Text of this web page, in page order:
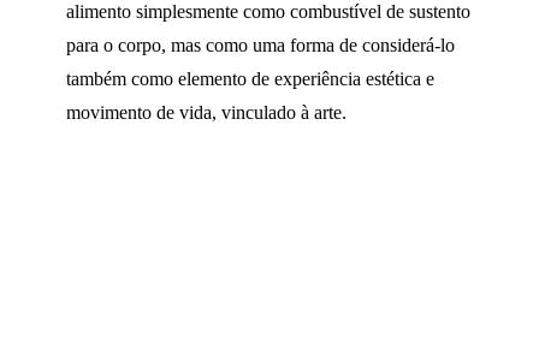
alimento simplesmente como combustível de sustento
para o corpo, mas como uma forma de considerá-lo
também como elemento de experiência estética e
movimento de vida, vinculado à arte.